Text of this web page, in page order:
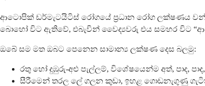
ආටොපික් ඩර්මැටයිටිස් රෝගයේ ප්‍රධාන රෝග ලක්ෂණය
බොහෝ විට ඇතිවේ, එබැවින් වෛද්‍යවරු එය සමහර විට
ඔබේ සම මත ඔබට පෙනෙන සාමාන්‍ය ලක්ෂණ දෙස බලමු:
රතු හෝ දුඹුරු-අළු පැල්ලම්, විශේෂයෙන්ම අත්, පාද,
සීරීමෙන් තරල ලේ ගලන කුඩා, ඉහළ ගොඩනැගුණු